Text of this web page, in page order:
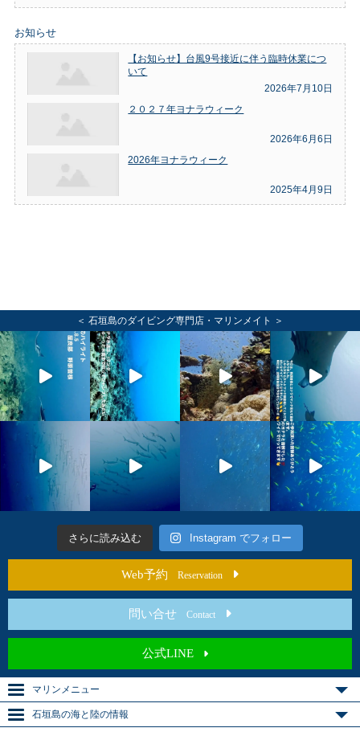
お知らせ
【お知らせ】台風9号接近に伴う臨時休業につ
いて
2026年7月10日
２０２７年ヨナラウィーク
2026年6月6日
2026年ヨナラウィーク
2025年4月9日
＜ 石垣島のダイビング専門店・マリンメイト ＞
さらに読み込む Instagram でフォロー
Web予約 Reservation
問い合せ Contact
公式LINE
マリンメニュー
石垣島の海と陸の情報